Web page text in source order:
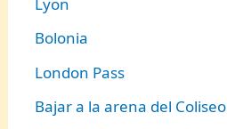
Lyon
Bolonia
London Pass
Bajar a la arena del Coliseo